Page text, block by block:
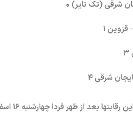
فردا چهارشنبه ١۶ اسفند با معرفی تیم های برتر به پایان خواهد رسید.